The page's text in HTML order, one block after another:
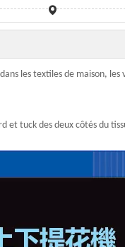
les textiles de maison,
tuck des deux côtés du